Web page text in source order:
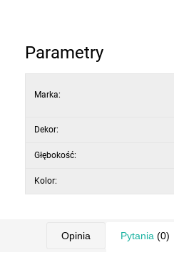
praktycznym wymiarom
zafunduj sobie wygodne rodzinne
Parametry
Marka:
Dekor:
Głębokość:
Kolor:
Opinia Pytania (0)